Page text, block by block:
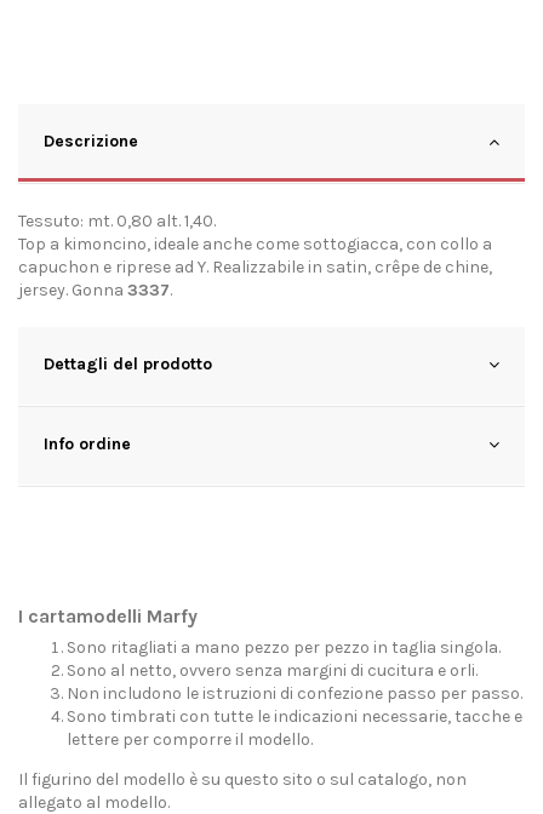
Descrizione
Tessuto: mt. 0,80 alt. 1,40.
Top a kimoncino, ideale anche come sottogiacca, con collo a
capuchon e riprese ad Y. Realizzabile in satin, crêpe de chine,
jersey. Gonna 3337.
Dettagli del prodotto
Info ordine
I cartamodelli Marfy
Sono ritagliati a mano pezzo per pezzo in taglia singola.
Sono al netto, ovvero senza margini di cucitura e orli.
Non includono le istruzioni di confezione passo per passo.
Sono timbrati con tutte le indicazioni necessarie, tacche e
lettere per comporre il modello.
Il figurino del modello è su questo sito o sul catalogo, non
allegato al modello.